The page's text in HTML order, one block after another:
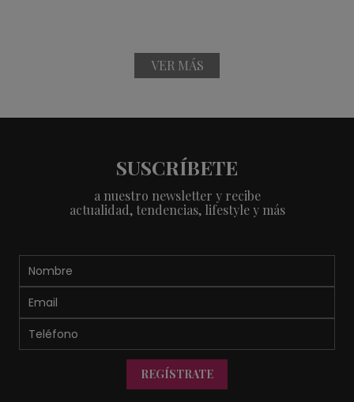
VER MÁS
SUSCRÍBETE
a nuestro newsletter y recibe
actualidad, tendencias, lifestyle y más
REGÍSTRATE